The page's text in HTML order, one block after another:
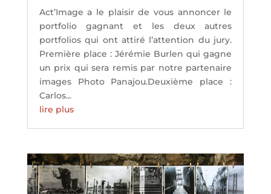
Act’Image a le plaisir de vous annoncer le
portfolio gagnant et les deux autres
portfolios qui ont attiré l’attention du jury.
Première place : Jérémie Burlen qui gagne
un prix qui sera remis par notre partenaire
images Photo Panajou.Deuxième place :
Carlos...
lire plus